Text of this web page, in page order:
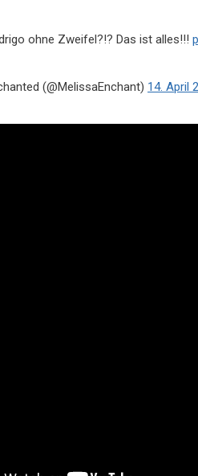
ohne Zweifel?!? Das ist alles!!!
(@MelissaEnchant) 14. April